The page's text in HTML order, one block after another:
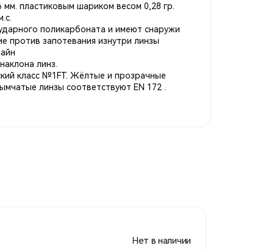
пластиковым шариком весом 0,28 гр.
поликарбоната и имеют снаружи
против запотевания изнутри линзы
линз.
класс №1FT. Жёлтые и прозрачные
линзы соответствуют EN 172 .
Нет в наличии